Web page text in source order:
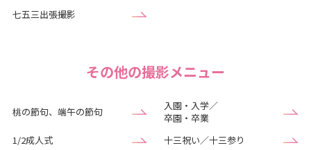
七五三出張撮影
その他の撮影メニュー
桃の節句、端午の節句
入園・入学／
卒園・卒業
1/2成人式
十三祝い／十三参り